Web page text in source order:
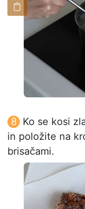
Ko se kosi
in položite na
brisačami.